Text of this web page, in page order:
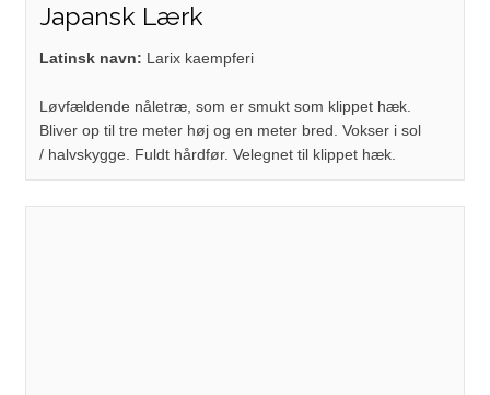
Japansk Lærk
Latinsk navn: Larix kaempferi
Løvfældende nåletræ, som er smukt som klippet hæk.
Bliver op til tre meter høj og en meter bred. Vokser i sol
/ halvskygge. Fuldt hårdfør. Velegnet til klippet hæk.